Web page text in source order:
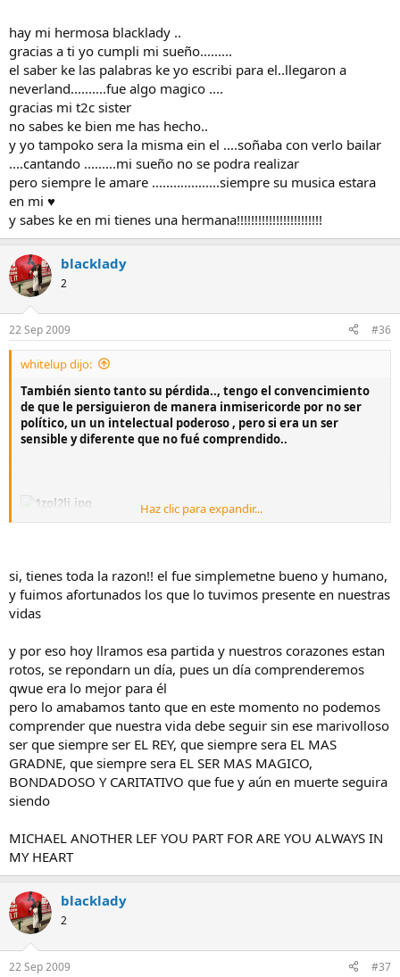
aki tienes mi hombro mi niña para llorar, y mi apoyo incondicional
tus la´grimas son las mías, tu dolor es mi tortura, pues si mi dolor es
grande, no tengo porque dudar del
tuyo:llorando::llorando::llorando:
hay mi hermosa blacklady ..
gracias a ti yo cumpli mi sueño.........
el saber ke las palabras ke yo escribi para el..llegaron a
neverland..........fue algo magico ....
gracias mi t2c sister
no sabes ke bien me has hecho..
y yo tampoko sera la misma ein el ....soñaba con verlo bailar
....cantando .........mi sueño no se podra realizar
pero siempre le amare ...................siempre su musica estara
en mi ♥
y sabes ke en mi tienes una hermana!!!!!!!!!!!!!!!!!!!!!!!!
blacklady
2
22 Sep 2009 #36
whitelup dijo:
También siento tanto su pérdida.., tengo el convencimiento
de que le persiguieron de manera inmisericorde por no ser
político, un un intelectual poderoso , pero si era un ser
sensible y diferente que no fué comprendido..
los niños lo aprendió de pequeño cuando le explicaron lo que
significaba aquella frase " dejad que los niños vengan a mí.."
legado de su entrega total a compartir con sus semejantes el
don con el cual el Supremo le dotó, y las causas humanitarias
con las que contribuyó en vida y que permanecerán luego de
su desaparición ( de acuerdo a lo que sabemos de su voluntad
que dejó escrita para que se implementara en el futuro)..
Vivió con nosotr@s en este tiempo y varias generaciones
fuimos muy afortunad@s de verlo y disfrutarlo .....
Haz clic para expandir...
si, tienes toda la razon!! el fue simplemetne bueno y humano,
y fuimos afortunados los que lo tuvimos presente en nuestras
vidas
y por eso hoy llramos esa partida y nuestros corazones estan
rotos, se repondarn un día, pues un día comprenderemos
qwue era lo mejor para él
pero lo amabamos tanto que en este momento no podemos
comprender que nuestra vida debe seguir sin ese marivolloso
ser que siempre ser EL REY, que siempre sera EL MAS
GRADNE, que siempre sera EL SER MAS MAGICO,
BONDADOSO Y CARITATIVO que fue y aún en muerte seguira
siendo
MICHAEL ANOTHER LEF YOU PART FOR ARE YOU ALWAYS IN
MY HEART
blacklady
2
22 Sep 2009 #37